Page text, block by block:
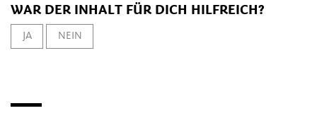
WAR DER INHALT FÜR DICH HILFREICH?
JA NEIN